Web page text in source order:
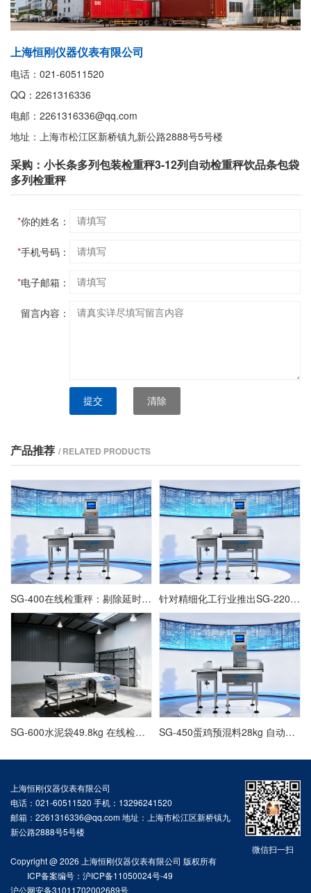
上海恒刚仪器仪表有限公司
电话：021-60511520
QQ：2261316336
电邮：2261316336@qq.com
地址：上海市松江区新桥镇九新公路2888号5号楼
采购：小长条多列包装检重秤3-12列自动检重秤饮品条包袋
多列检重秤
*你的姓名：
*手机号码：
*电子邮箱：
留言内容：
提交 清除
产品推荐 / RELATED PRODUCTS
SG-400在线检重秤：剔除延时参数的设定与动态验证 针对精细化工行业推出SG-220自动检重秤定制方案
SG-600水泥袋49.8kg 在线检重仪,重量检测秤厂家 SG-450蛋鸡预混料28kg 自动分选秤,检重机稳定可靠
微信扫一扫
上海恒刚仪器仪表有限公司
电话：021-60511520 手机：13296241520
邮箱：2261316336@qq.com 地址：上海市松江区新桥镇九
新公路2888号5号楼
Copyright @ 2026 上海恒刚仪器仪表有限公司 版权所有
ICP备案编号：沪ICP备11050024号-49
沪公网安备31011702002689号